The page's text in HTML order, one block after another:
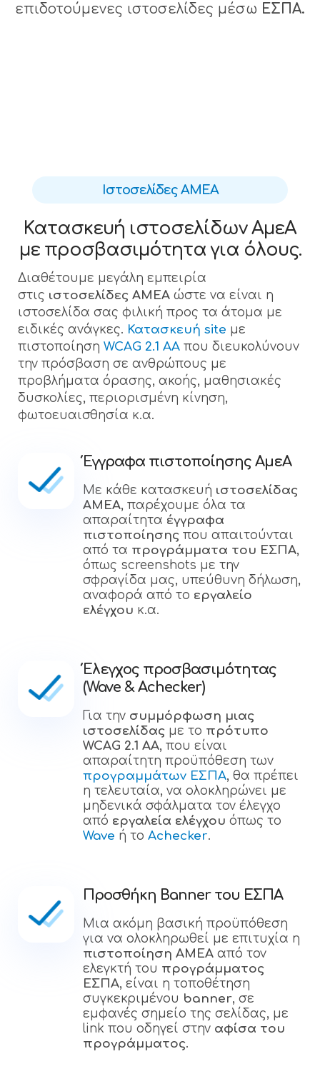
επιδοτούμενες ιστοσελίδες μέσω ΕΣΠΑ.
Ιστοσελίδες ΑΜΕΑ
Κατασκευή ιστοσελίδων ΑμεΑ
με προσβασιμότητα για όλους.
Διαθέτουμε μεγάλη εμπειρία
στις ιστοσελίδες ΑΜΕΑ ώστε να είναι η
ιστοσελίδα σας φιλική προς τα άτομα με
ειδικές ανάγκες. Κατασκευή site με
πιστοποίηση WCAG 2.1 AA που διευκολύνουν
την πρόσβαση σε ανθρώπους με
προβλήματα όρασης, ακοής, μαθησιακές
δυσκολίες, περιορισμένη κίνηση,
φωτοευαισθησία κ.α.
Έγγραφα πιστοποίησης ΑμεΑ
Με κάθε κατασκευή ιστοσελίδας
ΑΜΕΑ, παρέχουμε όλα τα
απαραίτητα έγγραφα
πιστοποίησης που απαιτούνται
από τα προγράμματα του ΕΣΠΑ,
όπως screenshots με την
σφραγίδα μας, υπεύθυνη δήλωση,
αναφορά από το εργαλείο
ελέγχου κ.α.
Έλεγχος προσβασιμότητας
(Wave & Achecker)
Για την συμμόρφωση μιας
ιστοσελίδας με το πρότυπο
WCAG 2.1 AA, που είναι
απαραίτητη προϋπόθεση των
προγραμμάτων ΕΣΠΑ, θα πρέπει
η τελευταία, να ολοκληρώνει με
μηδενικά σφάλματα τον έλεγχο
από εργαλεία ελέγχου όπως το
Wave ή το Achecker.
Προσθήκη Banner του ΕΣΠΑ
Μια ακόμη βασική προϋπόθεση
για να ολοκληρωθεί με επιτυχία η
πιστοποίηση ΑΜΕΑ από τον
ελεγκτή του προγράμματος
ΕΣΠΑ, είναι η τοποθέτηση
συγκεκριμένου banner, σε
εμφανές σημείο της σελίδας, με
link που οδηγεί στην αφίσα του
προγράμματος.